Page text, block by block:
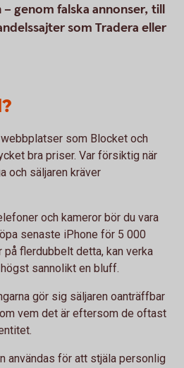
genom falska annonser, till
som Tradera eller
som Blocket och
bra priser. Var försiktig när
och säljaren kräver
och kameror bör du vara
senaste iPhone för 5 000
flerdubbelt detta, kan verka
sannolikt en bluff.
gör sig säljaren oanträffbar
vem det är eftersom de oftast
användas för att stjäla personlig